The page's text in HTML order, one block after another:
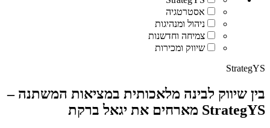
אסטרטגיה
ניהול ומנהיגות
צמיחה וחדשנות
שיווק ומכירות
StrategYS
בין שיווק לבינה מלאכותית במציאות המשתנה –
StrategYS מארחים את יגאל ברקת